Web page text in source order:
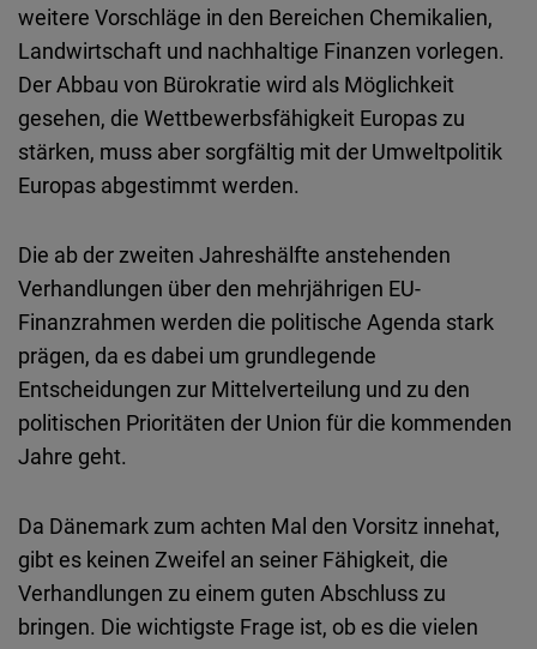
weitere Vorschläge in den Bereichen Chemikalien,
Landwirtschaft und nachhaltige Finanzen vorlegen.
Der Abbau von Bürokratie wird als Möglichkeit
gesehen, die Wettbewerbsfähigkeit Europas zu
stärken, muss aber sorgfältig mit der Umweltpolitik
Europas abgestimmt werden.
Die ab der zweiten Jahreshälfte anstehenden
Verhandlungen über den mehrjährigen EU-
Finanzrahmen werden die politische Agenda stark
prägen, da es dabei um grundlegende
Entscheidungen zur Mittelverteilung und zu den
politischen Prioritäten der Union für die kommenden
Jahre geht.
Da Dänemark zum achten Mal den Vorsitz innehat,
gibt es keinen Zweifel an seiner Fähigkeit, die
Verhandlungen zu einem guten Abschluss zu
bringen. Die wichtigste Frage ist, ob es die vielen